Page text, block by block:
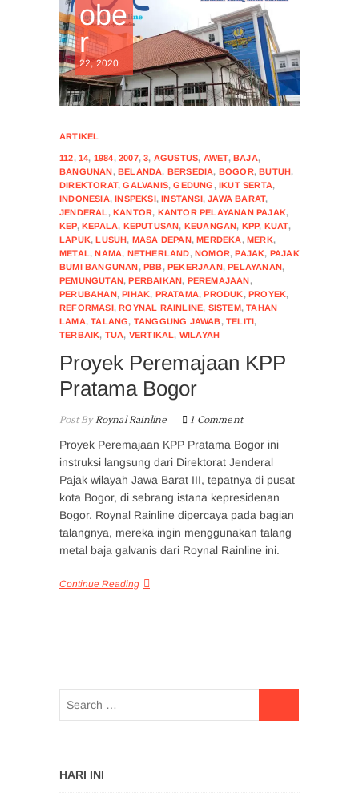
obe
r
22, 2020
ARTIKEL
112,14, 1984,2007,3, AGUSTUS, AWET, BAJA,
BANGUNAN,BELANDA, BERSEDIA, BOGOR,BUTUH,
DIREKTORAT,GALVANIS,GEDUNG ,IKUT SERTA,
INDONESIA,INSPEKSI,INSTANSI,JAWA BARAT,
JENDERAL ,KANTOR, KANTOR PELAYANAN PAJAK,
KEP,KEPALA, KEPUTUSAN, KEUANGAN, KPP, KUAT,
LAPUK,LUSUH, MASA DEPAN,MERDEKA,MERK,
METAL,NAMA, NETHERLAND,NOMOR,PAJAK, PAJAK
BUMI BANGUNAN,PBB,PEKERJAAN,PELAYANAN,
PEMUNGUTAN,PERBAIKAN, PEREMAJAAN,
PERUBAHAN,PIHAK, PRATAMA,PRODUK,PROYEK,
REFORMASI,ROYNAL RAINLINE, SISTEM,TAHAN
LAMA,TALANG, TANGGUNG JAWAB,TELITI,
TERBAIK, TUA, VERTIKAL, WILAYAH
Proyek Peremajaan KPP
Pratama Bogor
Post ByRoynal Rainline 1 Comment
Proyek Peremajaan KPP Pratama Bogor ini
instruksi langsung dari Direktorat Jenderal
Pajak wilayah Jawa Barat III, tepatnya di pusat
kota Bogor, di sebrang istana kepresidenan
Bogor. Roynal Rainline dipercaya pada bagian
talangnya, mereka ingin menggunakan talang
metal baja galvanis dari Roynal Rainline ini.
Continue Reading
HARI INI